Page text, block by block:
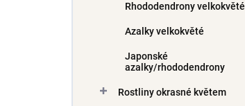
Rhododendrony velkokvěté
Azalky velkokvěté
Japonské
azalky/rhododendrony
Rostliny okrasné květem